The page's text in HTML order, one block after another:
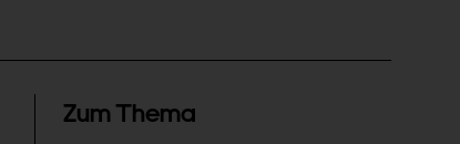
Zum Thema